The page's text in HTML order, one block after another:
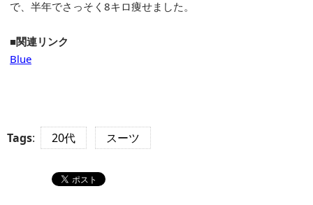
で、半年でさっそく8キロ痩せました。
■関連リンク
Blue
Tags: 20代 スーツ